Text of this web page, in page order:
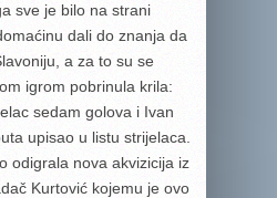
sve je bilo na strani
dali do znanja da
a za to su se
igrom pobrinula krila:
sedam golova i Ivan
upisao u listu strijelaca.
odigrala nova akvizicija iz
Kurtović kojemu je ovo